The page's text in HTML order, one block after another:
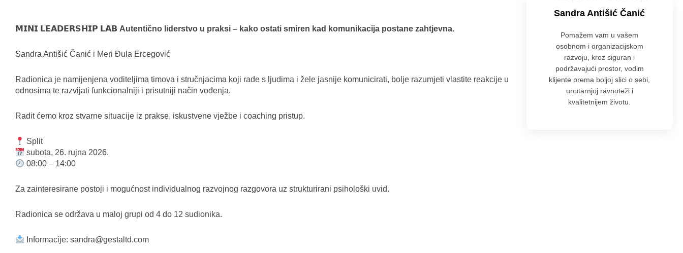
𝗠𝗜𝗡𝗜 𝗟𝗘𝗔𝗗𝗘𝗥𝗦𝗛𝗜𝗣 𝗟𝗔𝗕 Autentično liderstvo u praksi – kako ostati smiren kad komunikacija postane zahtjevna.
Sandra Antišić Čanić i Meri Đula Ercegović
Radionica je namijenjena voditeljima timova i stručnjacima koji rade s ljudima i žele jasnije komunicirati, bolje razumjeti vlastite reakcije u
odnosima te razvijati funkcionalniji i prisutniji način vođenja.
Radit ćemo kroz stvarne situacije iz prakse, iskustvene vježbe i coaching pristup.
Split
subota, 26. rujna 2026.
08:00 – 14:00
Za zainteresirane postoji i mogućnost individualnog razvojnog razgovora uz strukturirani psihološki uvid.
Radionica se održava u maloj grupi od 4 do 12 sudionika.
Informacije:sandra@gestaltd.com
Sandra Antišić Čanić
Pomažem vam u vašem
osobnom i organizacijskom
razvoju, kroz siguran i
podržavajući prostor, vodim
klijente prema boljoj slici o sebi,
unutarnjoj ravnoteži i
kvalitetnijem životu.